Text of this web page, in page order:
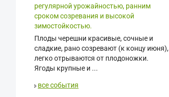
регулярной урожайностью, ранним
сроком созревания и высокой
зимостойкостью.
Плоды черешни красивые, сочные и
сладкие, рано созревают (к концу июня),
легко отрываются от плодоножки.
Ягоды крупные и ...
все события